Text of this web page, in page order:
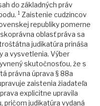
do základných práv
1 Zaistenie cudzincov
republiky pomerne
oblasť práva sa
judikatúra prináša
a vysvetlenia. Výber
skutočnosťou, že s
právna úprava § 88a
zaistenia žiadateľa
explicitne upravila
pričom judikatúra vydaná